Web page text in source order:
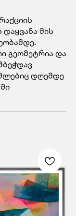
მის
გეომეტრია და
დღემდე